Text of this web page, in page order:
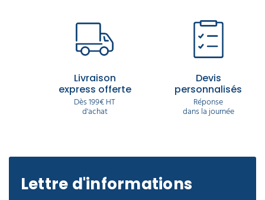
Livraison
express offerte
Dès 199€ HT
d'achat
Devis
personnalisés
Réponse
dans la journée
Lettre d'informations